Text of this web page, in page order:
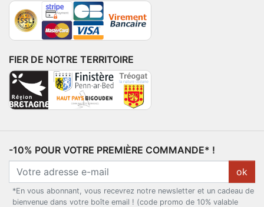
FIER DE NOTRE TERRITOIRE
-10% POUR VOTRE PREMIÈRE COMMANDE* !
ok
*En vous abonnant, vous recevrez notre newsletter et un cadeau de
bienvenue dans votre boîte email ! (code promo de 10% valable